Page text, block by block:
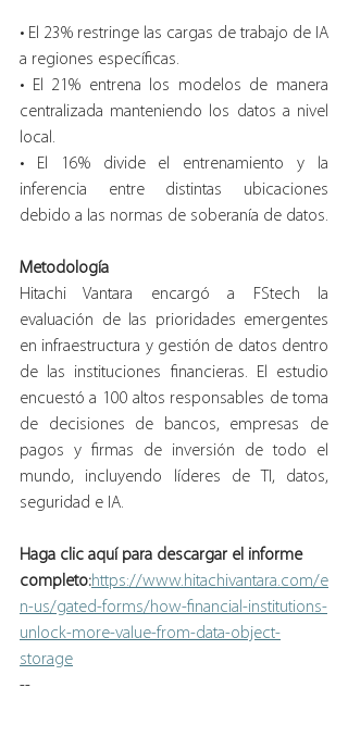
• El 23% restringe las cargas de trabajo de IA
a regiones específicas.
• El 21% entrena los modelos de manera
centralizada manteniendo los datos a nivel
local.
• El 16% divide el entrenamiento y la
inferencia entre distintas ubicaciones
debido a las normas de soberanía de datos.
Metodología
Hitachi Vantara encargó a FStech la
evaluación de las prioridades emergentes
en infraestructura y gestión de datos dentro
de las instituciones financieras. El estudio
encuestó a 100 altos responsables de toma
de decisiones de bancos, empresas de
pagos y firmas de inversión de todo el
mundo, incluyendo líderes de TI, datos,
seguridad e IA.
Haga clic aquí para descargar el informe
completo:https://www.hitachivantara.com/e
n-us/gated-forms/how-financial-institutions-
unlock-more-value-from-data-object-
storage
--